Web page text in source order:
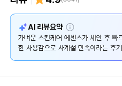
AI 리뷰요약 설
명
가벼운 스킨케어 에센스가 세안 후 빠
한 사용감으로 사계절 만족이라는 후